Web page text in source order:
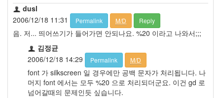
dusl
2006/12/18 11:31
Permalink M/D Reply
음. 저... 띄어쓰기가 들어가면 안되나요. %20 이라고 나와서;;;
김정균
2006/12/18 14:29
Permalink M/D
font 가 silkscreen 일 경우에만 공백 문자가 처리됩니다. 나
머지 font 에서는 모두 %20 으로 처리되더군요. 이건 gd 로
넘어갈때의 문제인듯 싶습니다.
Diving
0
제
품